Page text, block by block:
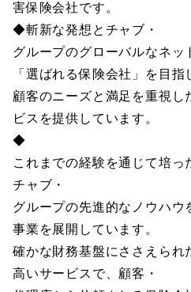
害保険会社です。
◆斬新な発想とチャブ・
グループのグローバルなネッ
「選ばれる保険会社」を目指
顧客のニーズと満足を重視し
ビスを提供しています。
◆
これまでの経験を通じて培っ
チャブ・
グループの先進的なノウハウ
事業を展開しています。
確かな財務基盤にささえられ
高いサービスで、顧客・